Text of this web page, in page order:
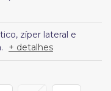
zíper lateral e
+ detalhes